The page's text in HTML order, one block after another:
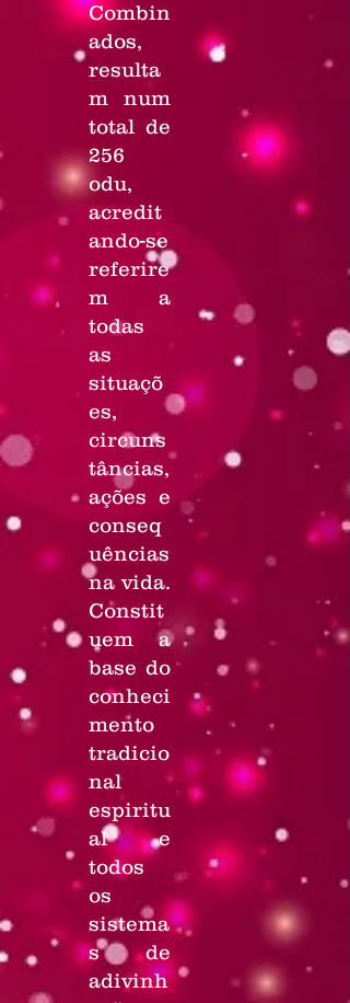
Combin
ados,
resulta
m num
total de
256
odu,
acredit
ando-se
referire
m a
todas
as
situaçõ
es,
circuns
tâncias,
ações e
conseq
uências
na vida.
Constit
uem a
base do
conheci
mento
tradicio
nal
espiritu
al e
todos
os
sistema
s de
adivinh